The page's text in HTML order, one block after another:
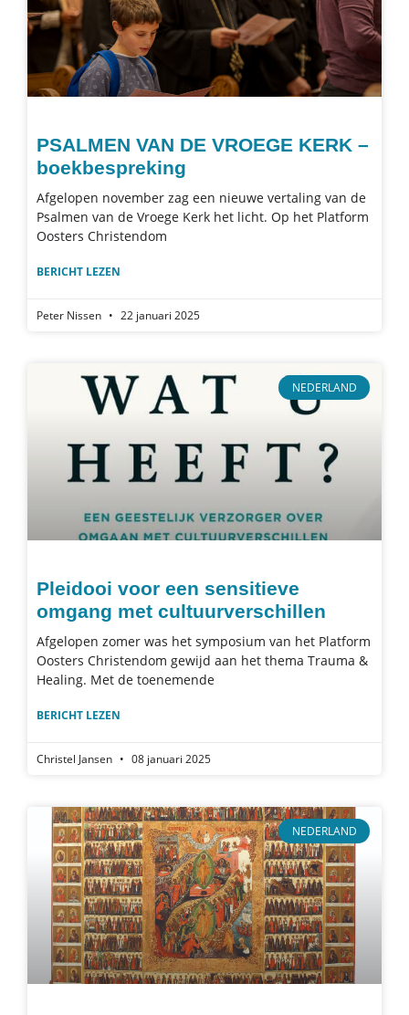
PSALMEN VAN DE VROEGE KERK –
boekbespreking
Afgelopen november zag een nieuwe vertaling van de
Psalmen van de Vroege Kerk het licht. Op het Platform
Oosters Christendom
BERICHT LEZEN
Peter Nissen 22 januari 2025
NEDERLAND
Pleidooi voor een sensitieve
omgang met cultuurverschillen
Afgelopen zomer was het symposium van het Platform
Oosters Christendom gewijd aan het thema Trauma &
Healing. Met de toenemende
BERICHT LEZEN
Christel Jansen 08 januari 2025
NEDERLAND